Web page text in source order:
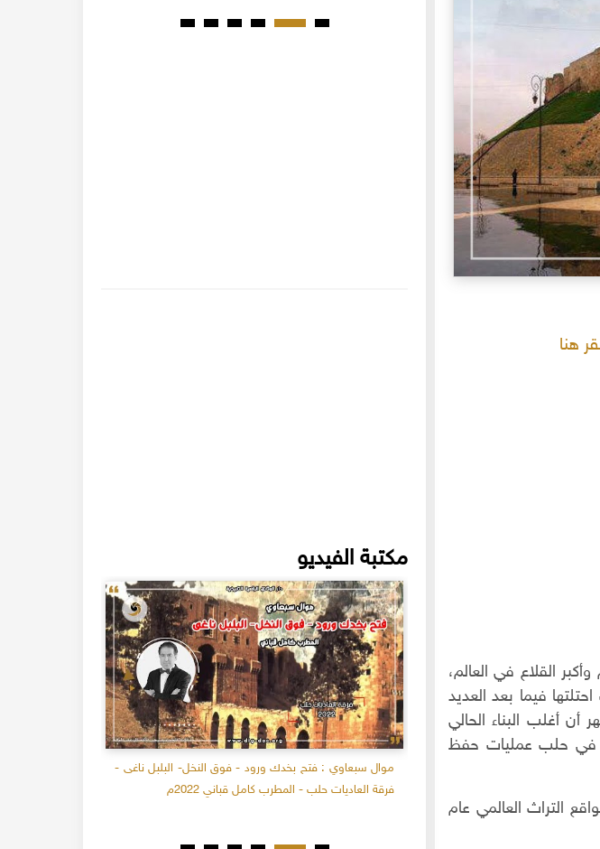
هنا
القلاع في العالم،
فيما بعد العديد
أن أغلب البناء الحالي
في حلب عمليات حفظ
التراث العالمي عام
مكتبة الفيديو
موال سبعاوي : فتح بخدك ورود - فوق النخل- البلبل ناغى -
فرقة العاديات حلب - المطرب كامل قباني 2022م